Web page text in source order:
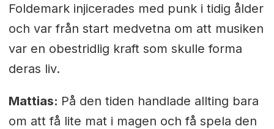
Foldemark injicerades med punk i tidig ålder
och var från start medvetna om att musiken
var en obestridlig kraft som skulle forma
deras liv.
Mattias: På den tiden handlade allting bara
om att få lite mat i magen och få spela den